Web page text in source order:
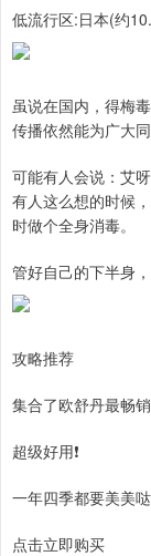
低流行区:日本(约
虽说在国内，得梅
传播依然能为广大
可能有人会说：艾
有人这么想的时候
时做个全身消毒。
管好自己的下半身，
攻略推荐
集合了欧舒丹最畅
超级好用❗
一年四季都要美美哒
点击立即购买